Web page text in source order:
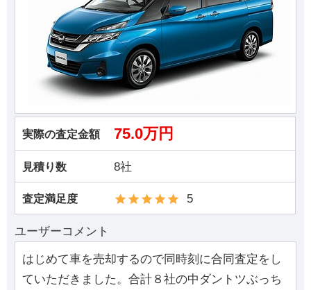
実際の査定金額 75.0万円
見積り数 8社
査定満足度 5
ユーザーコメント
はじめて車を売却するので同時刻に合同査定をし
ていただきました。合計８社の中ダントツぶっち